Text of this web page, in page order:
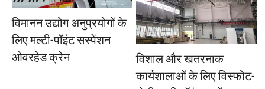
विमानन उद्योग अनुप्रयोगों के
लिए मल्टी-पॉइंट सस्पेंशन
ओवरहेड क्रेन
विशाल और खतरनाक
कार्यशालाओं के लिए विस्फोट-